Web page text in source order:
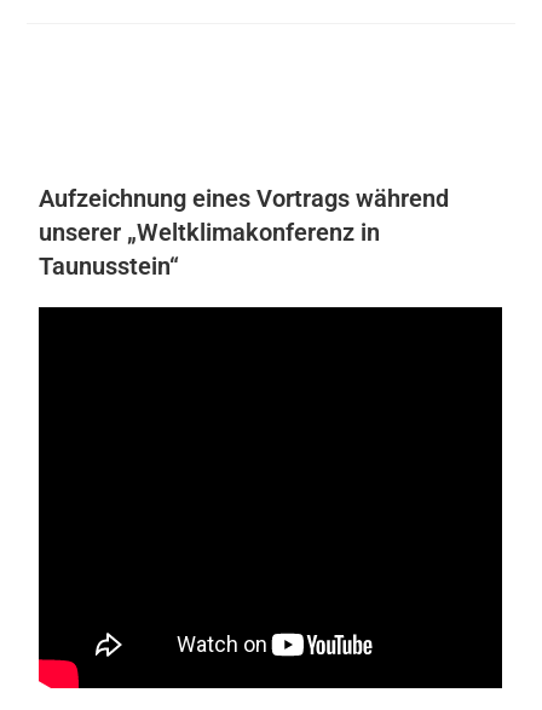
Aufzeichnung eines Vortrags während
unserer „Weltklimakonferenz in
Taunusstein“